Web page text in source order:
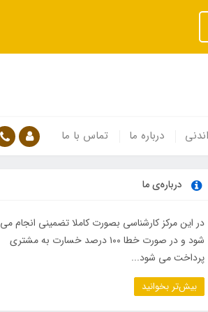
درباره ما تماس با ما
درباره‌ی ما
در این مرکز کارشناسی بصورت کاملا تضمینی انجام می
شود و در صورت خطا ۱۰۰ درصد خسارت به مشتری
پرداخت می شود...
بیش‌تر بخوانید